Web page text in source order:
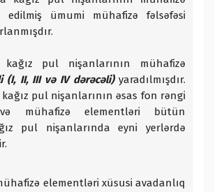
edilmiş ümumi mühafizə fəlsəfəsi
pul nişanlarının mühafizə
(I, II, III və IV dərəcəli)yaradılmışdır.
pul nişanlarının əsas fon rəngi
mühafizə elementləri bütün
pul nişanlarında eyni yerlərdə
elementləri xüsusi avadanlıq